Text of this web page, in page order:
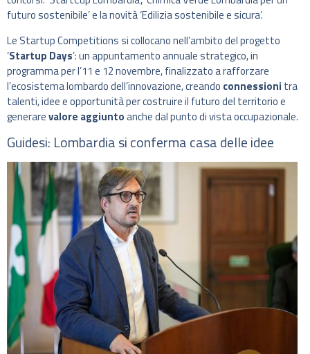
futuro sostenibile’ e la novità ‘Edilizia sostenibile e sicura’.
Le Startup Competitions si collocano nell’ambito del progetto
‘Startup Days’: un appuntamento annuale strategico, in
programma per l’11 e 12 novembre, finalizzato a rafforzare
l’ecosistema lombardo dell’innovazione, creando connessioni tra
talenti, idee e opportunità per costruire il futuro del territorio e
generarevalore aggiuntoanche dal punto di vista occupazionale.
Guidesi: Lombardia si conferma casa delle idee